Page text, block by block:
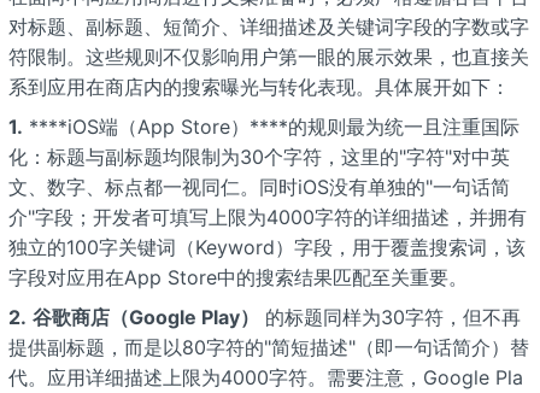
对标题、副标题、短简介、详细描述及关键词字段的字数或字
符限制。这些规则不仅影响用户第一眼的展示效果，也直接关
系到应用在商店内的搜索曝光与转化表现。具体展开如下：
1. ****iOS端（App Store）****的规则最为统一且注重国际
化：标题与副标题均限制为30个字符，这里的"字符"对中英
文、数字、标点都一视同仁。同时iOS没有单独的"一句话简
介"字段；开发者可填写上限为4000字符的详细描述，并拥有
独立的100字关键词（Keyword）字段，用于覆盖搜索词，该
字段对应用在App Store中的搜索结果匹配至关重要。
2. 谷歌商店（Google Play）
的标题同样为30字符，但不再
提供副标题，而是以80字符的"简短描述"（即一句话简介）替
代。应用详细描述上限为4000字符。需要注意，Google Pla